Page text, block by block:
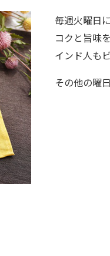
毎週火曜日
コクと旨味
インド人も
その他の曜